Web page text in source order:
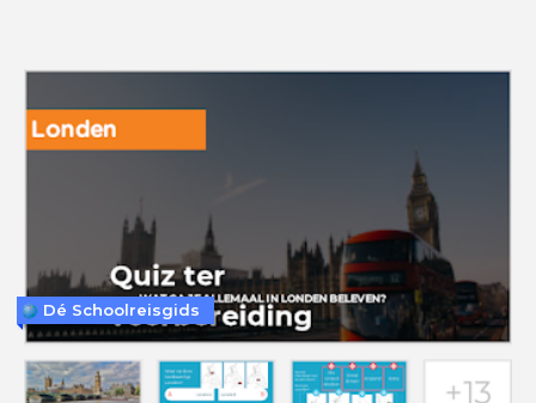
Dé Schoolreisgids